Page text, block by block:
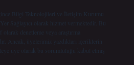
Bilgi Teknolojileri ve İletişim Kurumu
Sağlayıcı olarak hizmet vermektedir. Bu
denetleme veya araştırma
Ancak, üyelerimiz yazdıkları içeriklerin
üye olarak bu sorumluluğu kabul etmiş